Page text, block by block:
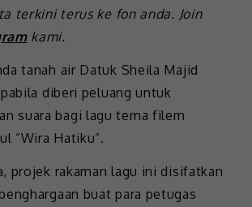
terkini terus ke fon anda. Join
kami.
tanah air Datuk Sheila Majid
diberi peluang untuk
suara bagi lagu tema filem
“Wira Hatiku”.
projek rakaman lagu ini disifatkan
buat para petugas